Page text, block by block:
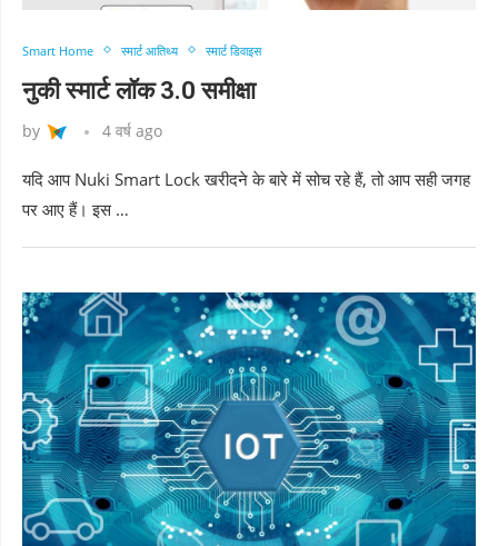
Smart Home स्मार्ट आतिथ्य स्मार्ट डिवाइस
नुकी स्मार्ट लॉक 3.0 समीक्षा
by 4 वर्ष ago
यदि आप Nuki Smart Lock खरीदने के बारे में सोच रहे हैं, तो आप सही जगह
पर आए हैं। इस …